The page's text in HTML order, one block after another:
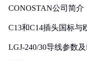
CONOSTAN公司简介
C13和C14插头国标与
LGJ-240/30导线参数